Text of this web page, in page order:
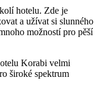
hotelu. Zde je
⁣a užívat ​si slunného
možností pro pěší
⁤Korabi velmi
široké⁣ spektrum‍